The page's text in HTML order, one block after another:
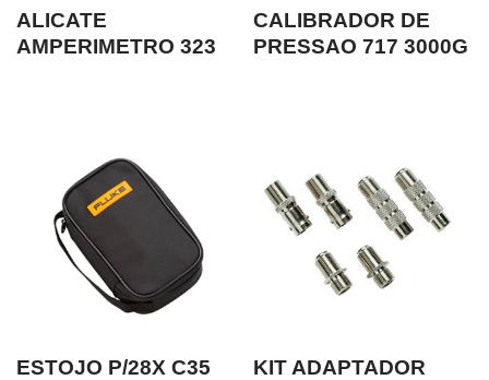
ALICATE
AMPERIMETRO 323
CALIBRADOR DE
PRESSAO 717 3000G
ESTOJO P/28X C35
KIT ADAPTADOR